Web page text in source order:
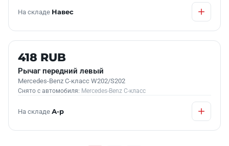
На складе Навес
Б/У В НАЛИЧИИ
418 RUB
Рычаг передний левый
Mercedes-Benz C-класс W202/S202
Снято с автомобиля: Mercedes-Benz C-класс
На складе А-р